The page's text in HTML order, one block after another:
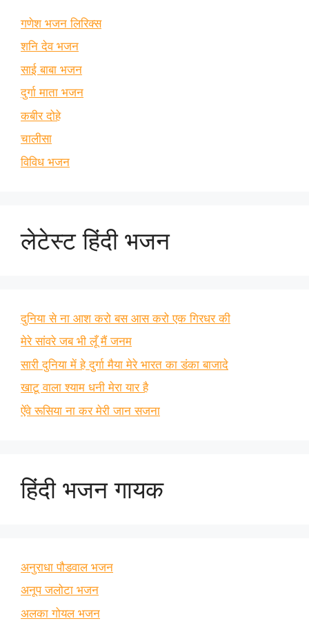
गणेश भजन लिरिक्स
शनि देव भजन
साई बाबा भजन
दुर्गा माता भजन
कबीर दोहे
चालीसा
विविध भजन
लेटेस्ट हिंदी भजन
दुनिया से ना आश करो बस आस करो एक गिरधर की
मेरे सांवरे जब भी लूँ मैं जनम
सारी दुनिया में हे दुर्गा मैया मेरे भारत का डंका बाजादे
खाटू वाला श्याम धनी मेरा यार है
ऐंवे रूसिया ना कर मेरी जान सजना
हिंदी भजन गायक
अनुराधा पौडवाल भजन
अनूप जलोटा भजन
अलका गोयल भजन